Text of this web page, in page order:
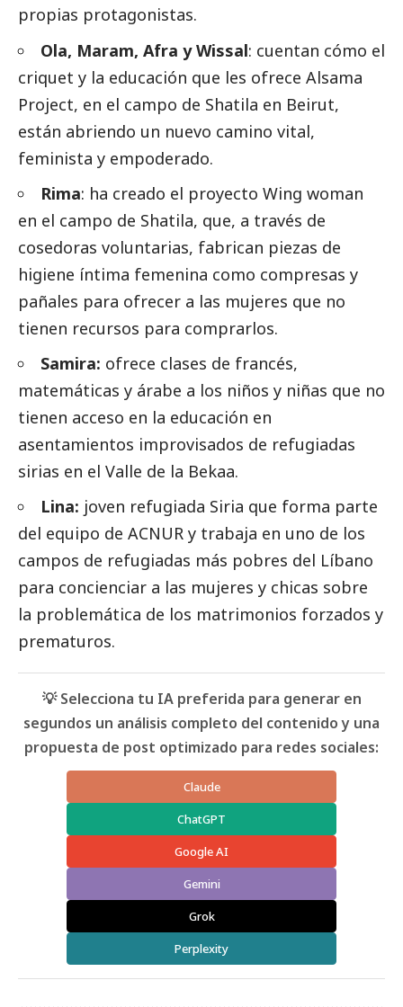
propias protagonistas.
Ola, Maram, Afra y Wissal: cuentan cómo el
criquet y la educación que les ofrece Alsama
Project, en el campo de Shatila en Beirut,
están abriendo un nuevo camino vital,
feminista y empoderado.
Rima: ha creado el proyecto Wing woman
en el campo de Shatila, que, a través de
cosedoras voluntarias, fabrican piezas de
higiene íntima femenina como compresas y
pañales para ofrecer a las mujeres que no
tienen recursos para comprarlos.
Samira: ofrece clases de francés,
matemáticas y árabe a los niños y niñas que no
tienen acceso en la educación en
asentamientos improvisados de refugiadas
sirias en el Valle de la Bekaa.
Lina: joven refugiada Siria que forma parte
del equipo de ACNUR y trabaja en uno de los
campos de refugiadas más pobres del Líbano
para concienciar a las mujeres y chicas sobre
la problemática de los matrimonios forzados y
prematuros.
💡 Selecciona tu IA preferida para generar en
segundos un análisis completo del contenido y una
propuesta de post optimizado para redes sociales:
Claude
ChatGPT
Google AI
Gemini
Grok
Perplexity